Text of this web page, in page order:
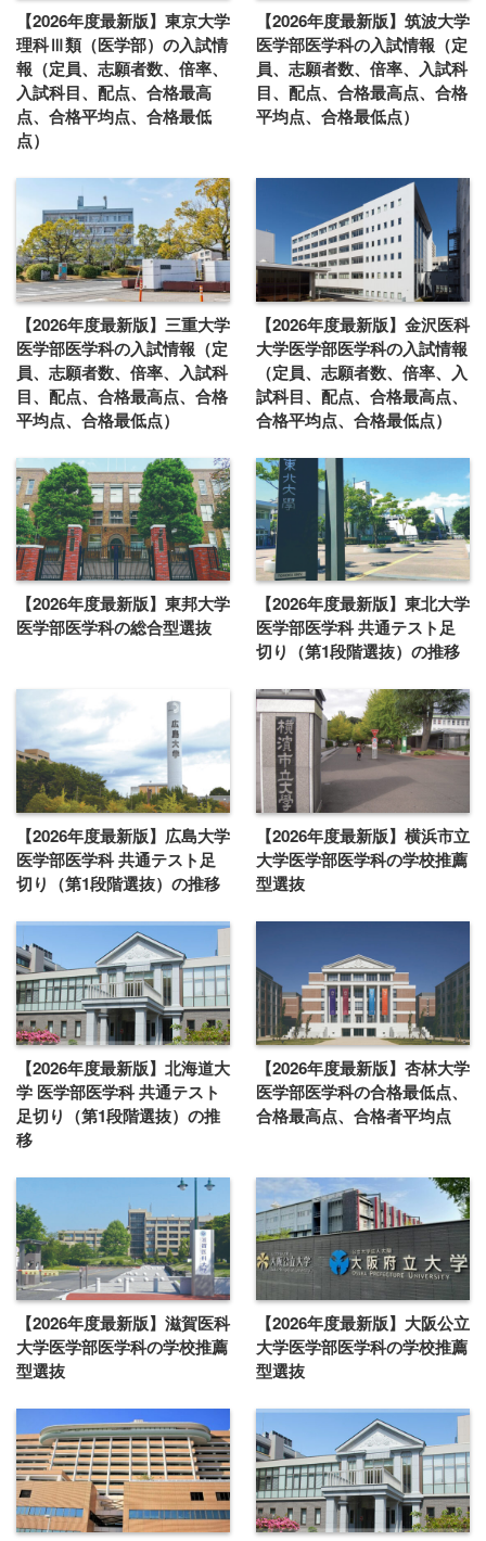
【2026年度最新版】東京大学
理科Ⅲ類（医学部）の入試情
報（定員、志願者数、倍率、
入試科目、配点、合格最高
点、合格平均点、合格最低
点）
【2026年度最新版】筑波大学
医学部医学科の入試情報（定
員、志願者数、倍率、入試科
目、配点、合格最高点、合格
平均点、合格最低点）
【2026年度最新版】三重大学
医学部医学科の入試情報（定
員、志願者数、倍率、入試科
目、配点、合格最高点、合格
平均点、合格最低点）
【2026年度最新版】金沢医科
大学医学部医学科の入試情報
（定員、志願者数、倍率、入
試科目、配点、合格最高点、
合格平均点、合格最低点）
【2026年度最新版】東邦大学
医学部医学科の総合型選抜
【2026年度最新版】東北大学
医学部医学科 共通テスト足
切り（第1段階選抜）の推移
【2026年度最新版】広島大学
医学部医学科 共通テスト足
切り（第1段階選抜）の推移
【2026年度最新版】横浜市立
大学医学部医学科の学校推薦
型選抜
【2026年度最新版】北海道大
学 医学部医学科 共通テスト
足切り（第1段階選抜）の推
移
【2026年度最新版】杏林大学
医学部医学科の合格最低点、
合格最高点、合格者平均点
【2026年度最新版】滋賀医科
大学医学部医学科の学校推薦
型選抜
【2026年度最新版】大阪公立
大学医学部医学科の学校推薦
型選抜